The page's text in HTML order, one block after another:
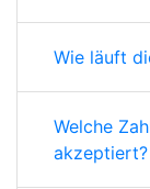
Wie läuft
Welche
akzeptiert?